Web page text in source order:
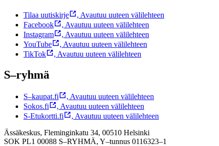
Tilaa uutiskirje , Avautuu uuteen välilehteen
Facebook
, Avautuu uuteen välilehteen
Instagram
, Avautuu uuteen välilehteen
YouTube
, Avautuu uuteen välilehteen
TikTok
, Avautuu uuteen välilehteen
S–ryhmä
S–kaupat.fi , Avautuu uuteen välilehteen
Sokos.fi
, Avautuu uuteen välilehteen
S-Etukortti.fi
, Avautuu uuteen välilehteen
Ässäkeskus, Fleminginkatu 34, 00510 Helsinki
SOK PL1 00088 S–RYHMÄ, Y–tunnus 0116323–1